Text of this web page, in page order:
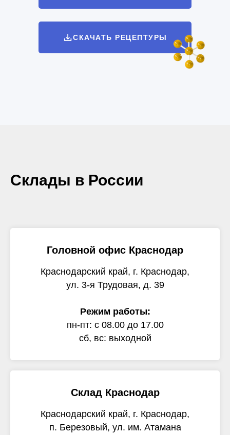
СКАЧАТЬ РЕЦЕПТУРЫ
Склады в России
Головной офис Краснодар
Краснодарский край, г. Краснодар,
ул. 3-я Трудовая, д. 39
Режим работы:
пн-пт: с 08.00 до 17.00
сб, вс: выходной
Склад Краснодар
Краснодарский край, г. Краснодар,
п. Березовый, ул. им. Атамана